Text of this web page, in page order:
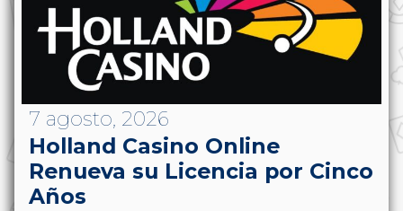
7 agosto, 2026
Holland Casino Online
Renueva su Licencia por Cinco
Años